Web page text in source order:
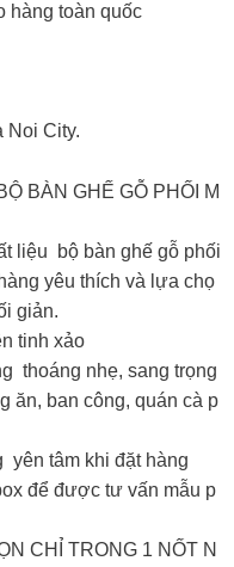
hàng toàn quốc
Noi City.
BÀN GHẾ GỖ PHỐI M
liệu bộ bàn ghế gỗ phối
yêu thích và lựa chọ
giản.
tinh xảo
thoáng nhẹ, sang trọng
ăn, ban công, quán cà p
yên tâm khi đặt hàng
để được tư vấn mẫu p
CHỈ TRONG 1 NỐT N